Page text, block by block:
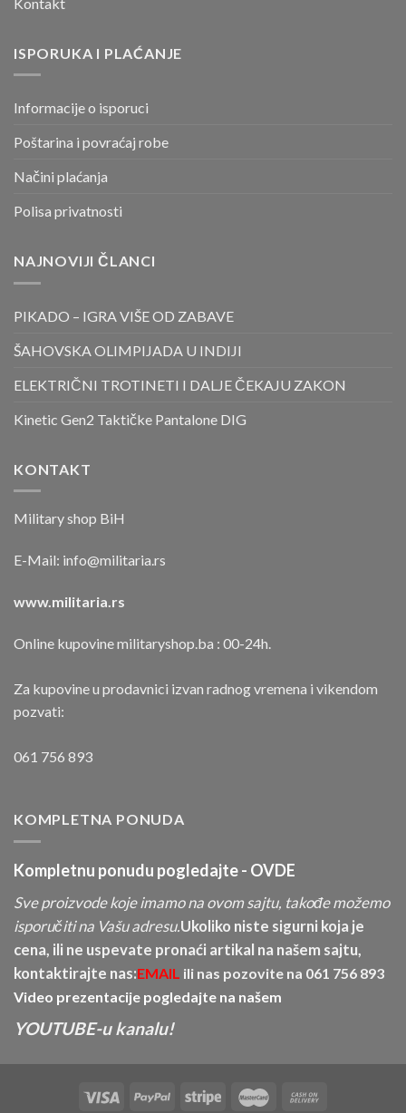
ISPORUKA I PLAĆANJE
Informacije o isporuci
Poštarina i povraćaj robe
Načini plaćanja
Polisa privatnosti
NAJNOVIJI ČLANCI
PIKADO – IGRA VIŠE OD ZABAVE
ŠAHOVSKA OLIMPIJADA U INDIJI
ELEKTRIČNI TROTINETI I DALJE ČEKAJU ZAKON
Kinetic Gen2 Taktičke Pantalone DIG
KONTAKT
Military shop BiH
E-Mail: info@militaria.rs
www.militaria.rs
Online kupovine militaryshop.ba : 00-24h.
Za kupovine u prodavnici izvan radnog vremena i vikendom
pozvati:
061 756 893
KOMPLETNA PONUDA
Kompletnu ponudu pogledajte - OVDE
Sve proizvode koje imamo na ovom sajtu, takođe možemo
isporučiti na Vašu adresu.Ukoliko niste sigurni koja je
cena, ili ne uspevate pronaći artikal na našem sajtu,
kontaktirajte nas:EMAIL ili nas pozovite na 061 756 893
Video prezentacije pogledajte na našem
YOUTUBE-u kanalu!